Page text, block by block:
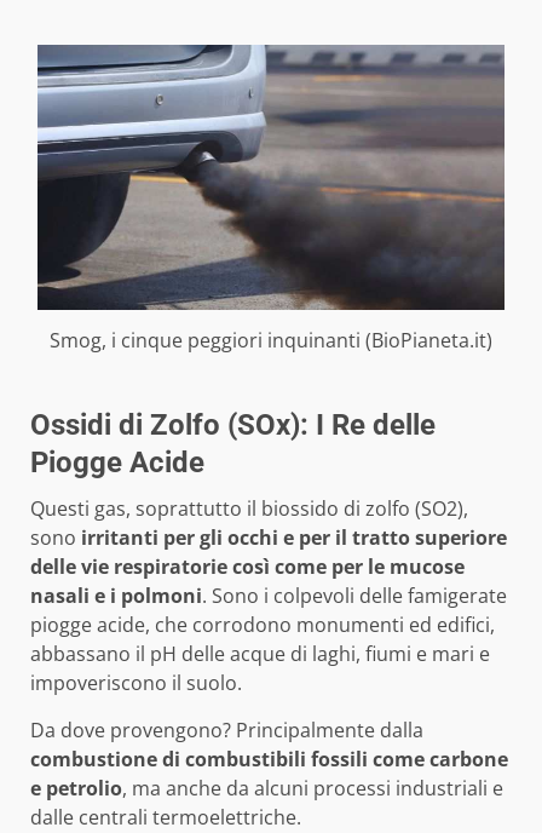
Smog, i cinque peggiori inquinanti (BioPianeta.it)
Ossidi di Zolfo (SOx): I Re delle
Piogge Acide
Questi gas, soprattutto il biossido di zolfo (SO2),
sono irritanti per gli occhi e per il tratto superiore
delle vie respiratorie così come per le mucose
nasali e i polmoni. Sono i colpevoli delle famigerate
piogge acide, che corrodono monumenti ed edifici,
abbassano il pH delle acque di laghi, fiumi e mari e
impoveriscono il suolo.
Da dove provengono? Principalmente dalla
combustione di combustibili fossili come carbone
e petrolio, ma anche da alcuni processi industriali e
dalle centrali termoelettriche.